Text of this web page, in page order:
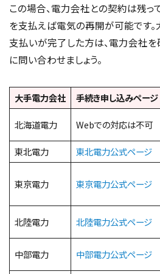
この場合、電力会社との契約は残っ
を支払えば電気の再開が可能です
支払いが完了した方は、電力会社
に問い合わせましょう。
大手電力会社 手続き申し込みページ
北海道電力 Webでの対応は不可
東北電力
東北電力公式ページ
東京電力 東京電力公式ページ
北陸電力 北陸電力公式ページ
中部電力 中部電力公式ページ